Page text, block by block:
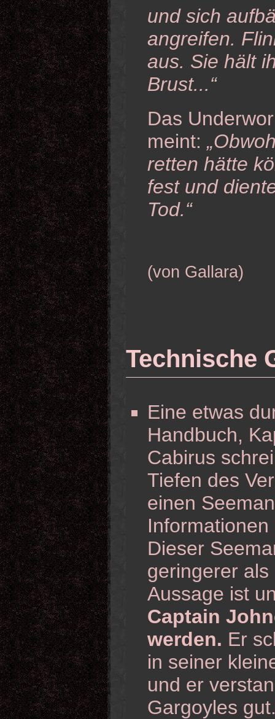
und sich
angreifen.
aus. Sie hält
Brust...“
Das
meint:
retten hätte
fest und
Tod.“
(von Gallara)
Technische
Eine etwas
Handbuch,
Cabirus
Tiefen des
einen
Dieser
geringerer
Aussage ist
Captain
werden. Er
in seiner
und er
Gargoyles